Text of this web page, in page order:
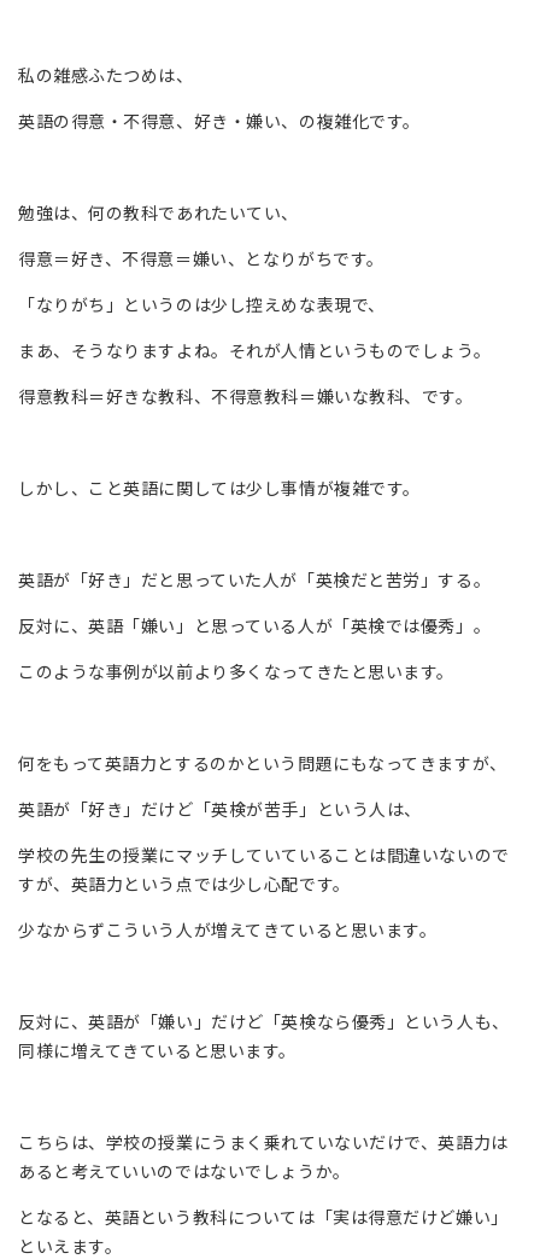
私の雑感ふたつめは、
英語の得意・不得意、好き・嫌い、の複雑化です。
勉強は、何の教科であれたいてい、
得意＝好き、不得意＝嫌い、となりがちです。
「なりがち」というのは少し控えめな表現で、
まあ、そうなりますよね。それが人情というものでしょう。
得意教科＝好きな教科、不得意教科＝嫌いな教科、です。
しかし、こと英語に関しては少し事情が複雑です。
英語が「好き」だと思っていた人が「英検だと苦労」する。
反対に、英語「嫌い」と思っている人が「英検では優秀」。
このような事例が以前より多くなってきたと思います。
何をもって英語力とするのかという問題にもなってきますが、
英語が「好き」だけど「英検が苦手」という人は、
学校の先生の授業にマッチしていていることは間違いないので
すが、英語力という点では少し心配です。
少なからずこういう人が増えてきていると思います。
反対に、英語が「嫌い」だけど「英検なら優秀」という人も、
同様に増えてきていると思います。
こちらは、学校の授業にうまく乗れていないだけで、英語力は
あると考えていいのではないでしょうか。
となると、英語という教科については「実は得意だけど嫌い」
といえます。